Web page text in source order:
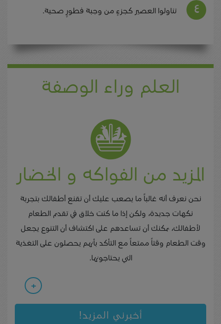
تناولوا العصير كجزءٍ من وجبة فطورٍ صحية.
العلم وراء الوصفة
المزيد من الفواكه و الخضار
نحن نعرف أنه غالباً ما يصعب عليك أن تقنع أطفالك بتجربة
نكهات جديدة، ولكن إذا ما كنت خلاق في تقديم الطعام
لأطفالك، يمكنك أن تساعدهم على اكتشاف أن التنوع يجعل
وقت الطعام وقتاً ممتعاً مع التأكد بأنهم يحصلون على التغذية
التي يحتاجونها.
+
أخبرني المزيد!